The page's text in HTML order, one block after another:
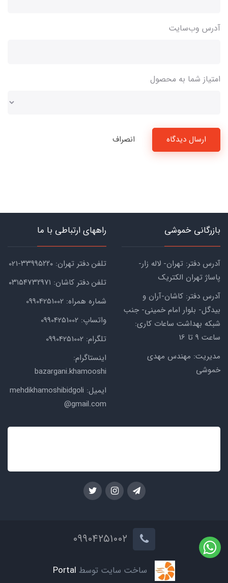
آدرس وب‌سایت
امتیاز شما به محصول
ارسال دیدگاه انصراف
بازرگانی خموشی
آدرس دفتر: تهران- لاله زار-
پاساژ تهران الکتریک
آدرس دفتر: کاشان-آران و
بیدگل- بلوار امام خمینی- جنب
شبکه بهداشت ساعات کاری:
ساعت ۹ تا 16
مدیریت: مهندس مهدی
خموشی
راههای ارتباطی با ما
تلفن دفتر تهران: ۳۳۹۹۵۲۲۰-021
تلفن دفتر کاشان: ۰۳۱۵۴۷۳۲۹۷۱
شماره همراه: 09904251002
واتساپ: 09904251002
تلگرام: 09904251002
اینستاگرام:
bazargani.khamooshi
ایمیل: mehdikhamoshibidgoli
@gmail.com
ساخت سایت توسط Portal